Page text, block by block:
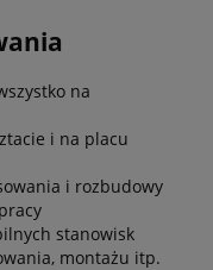
na
i na placu
i rozbudowy
stanowisk
montażu itp.